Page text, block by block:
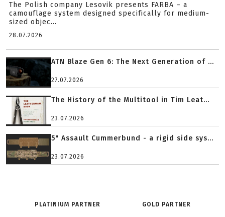
The Polish company Lesovik presents FARBA – a
camouflage system designed specifically for medium-
sized objec...
28.07.2026
ATN Blaze Gen 6: The Next Generation of ...
27.07.2026
The History of the Multitool in Tim Leat...
23.07.2026
5" Assault Cummerbund - a rigid side sys...
23.07.2026
PLATINIUM PARTNER GOLD PARTNER